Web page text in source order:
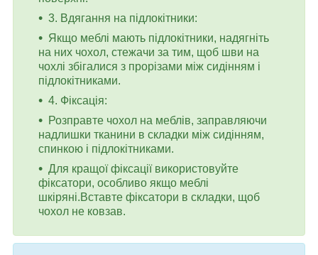
3. Вдягання на підлокітники:
Якщо меблі мають підлокітники, надягніть
на них чохол, стежачи за тим, щоб шви на
чохлі збігалися з прорізами між сидінням і
підлокітниками.
4. Фіксація:
Розправте чохол на меблів, заправляючи
надлишки тканини в складки між сидінням,
спинкою і підлокітниками.
Для кращої фіксації використовуйте
фіксатори, особливо якщо меблі
шкіряні.Вставте фіксатори в складки, щоб
чохол не ковзав.